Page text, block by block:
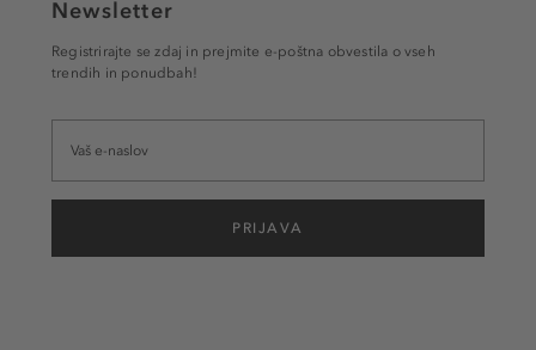
Newsletter
Registrirajte se zdaj in prejmite e-poštna obvestila o vseh
trendih in ponudbah!
PRIJAVA